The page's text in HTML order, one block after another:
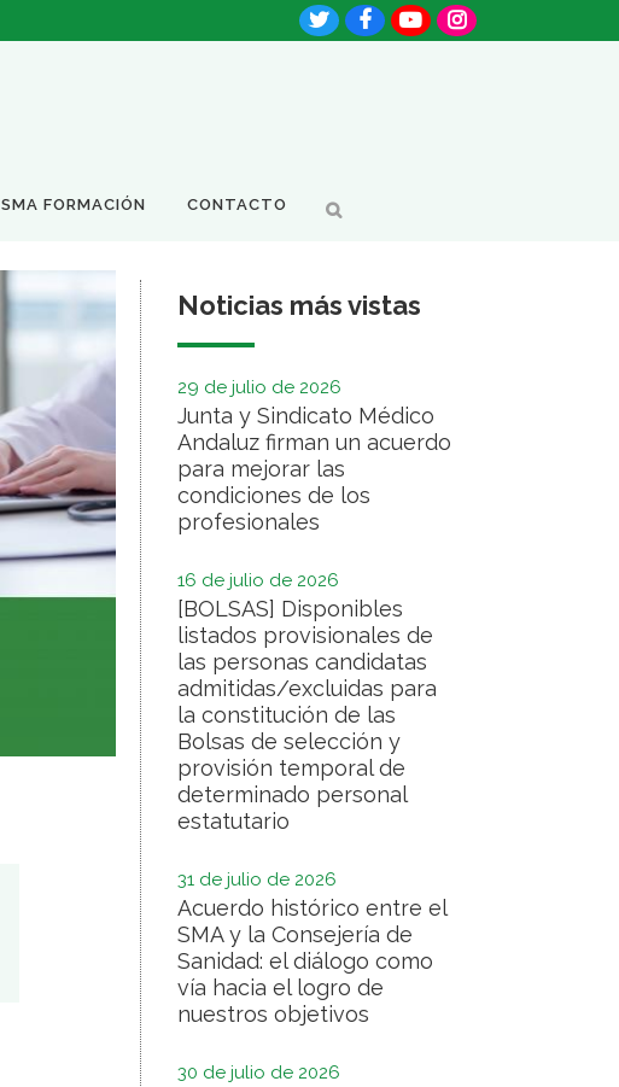
SMA FORMACIÓN CONTACTO
Noticias más vistas
29 de julio de 2026
Junta y Sindicato Médico
Andaluz firman un acuerdo
para mejorar las
condiciones de los
profesionales
16 de julio de 2026
[BOLSAS] Disponibles
listados provisionales de
las personas candidatas
admitidas/excluidas para
la constitución de las
Bolsas de selección y
provisión temporal de
determinado personal
estatutario
31 de julio de 2026
Acuerdo histórico entre el
SMA y la Consejería de
Sanidad: el diálogo como
vía hacia el logro de
nuestros objetivos
30 de julio de 2026